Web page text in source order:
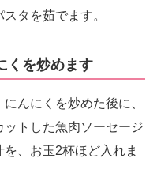
タを茹でます。
くを炒めます
んにくを炒めた後に、
トした魚肉ソーセージ
、お玉2杯ほど入れま